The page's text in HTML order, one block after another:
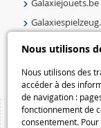
Nous utilisons
Nous utilisons des
accéder à des
de navigation :
fonctionnement de
consentement.
Galaxiejouets.be